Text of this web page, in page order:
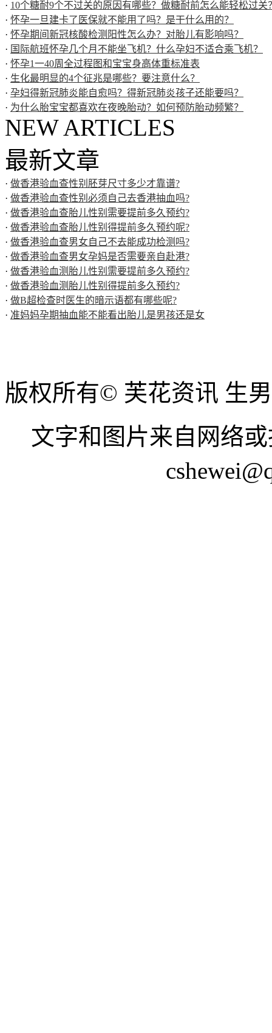
· 10个糖耐9个不过关的原因有哪些？做糖耐前怎么能轻松过关
· 怀孕一旦建卡了医保就不能用了吗？是干什么用的？
· 怀孕期间新冠核酸检测阳性怎么办？对胎儿有影响吗？
· 国际航班怀孕几个月不能坐飞机？什么孕妇不适合乘飞机？
· 怀孕1一40周全过程图和宝宝身高体重标准表
· 生化最明显的4个征兆是哪些？要注意什么？
· 孕妇得新冠肺炎能自愈吗？得新冠肺炎孩子还能要吗？
· 为什么胎宝宝都喜欢在夜晚胎动？如何预防胎动频繁？
NEW ARTICLES
最新文章
· 做香港验血查性别胚芽尺寸多少才靠谱?
· 做香港验血查性别必须自己去香港抽血吗?
· 做香港验血查胎儿性别需要提前多久预约?
· 做香港验血查胎儿性别得提前多久预约呢?
· 做香港验血查男女自己不去能成功检测吗?
· 做香港验血查男女孕妈是否需要亲自赴港?
· 做香港验血测胎儿性别需要提前多久预约?
· 做香港验血测胎儿性别得提前多久预约?
· 做B超检查时医生的暗示语都有哪些呢?
· 准妈妈孕期抽血能不能看出胎儿是男孩还是女
版权所有© 芙花资讯 生
文字和图片来自网络